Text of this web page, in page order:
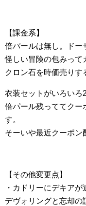
【課金系】
倍パールは無し。ドー
怪しい冒険の包みって
クロン石を時価売りす
衣装セットがいろいろ
倍パール残っててクー
す。
そーいや最近クーポン
【その他変更点】
・カドリーにデキアが
デヴォリングと忘却の